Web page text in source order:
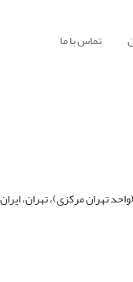
تماس با ما
تهران مرکزی)، تهران، ایران